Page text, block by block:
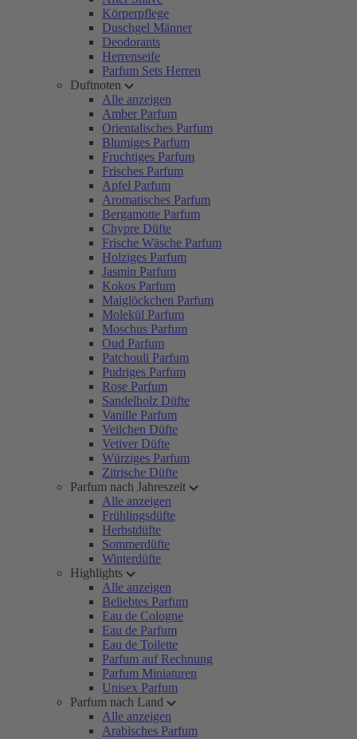
Körperpflege
Duschgel Männer
Deodorants
Herrenseife
Parfum Sets Herren
Duftnoten
Alle anzeigen
Amber Parfum
Orientalisches Parfum
Blumiges Parfum
Fruchtiges Parfum
Frisches Parfum
Apfel Parfum
Aromatisches Parfum
Bergamotte Parfum
Chypre Düfte
Frische Wäsche Parfum
Holziges Parfum
Jasmin Parfum
Kokos Parfum
Maiglöckchen Parfum
Molekül Parfum
Moschus Parfum
Oud Parfum
Patchouli Parfum
Pudriges Parfum
Rose Parfum
Sandelholz Düfte
Vanille Parfum
Veilchen Düfte
Vetiver Düfte
Würziges Parfum
Zitrische Düfte
Parfum nach Jahreszeit
Alle anzeigen
Frühlingsdüfte
Herbstdüfte
Sommerdüfte
Winterdüfte
Highlights
Alle anzeigen
Beliebtes Parfum
Eau de Cologne
Eau de Parfum
Eau de Toilette
Parfum auf Rechnung
Parfum Miniaturen
Unisex Parfum
Parfum nach Land
Alle anzeigen
Arabisches Parfum